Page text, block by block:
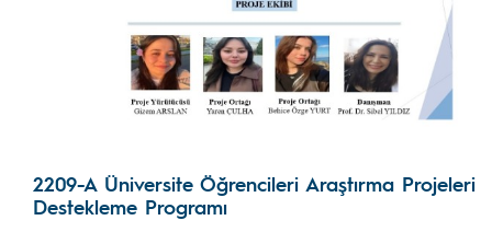
2209-A Üniversite Öğrencileri Araştırma Projeleri
Destekleme Programı